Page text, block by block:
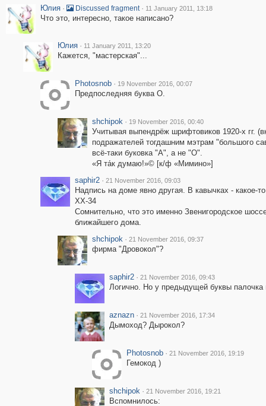
Юлия · Discussed fragment · 11 January 2011, 13:18
Что это, интересно, такое написано?
Юлия · 11 January 2011, 13:20
Кажется, "мастерская"...
Photosnob · 19 November 2016, 00:07
Предпоследняя буква О.
shchipok · 19 November 2016, 00:40
Учитывая выпендрёж шрифтовиков 1920-х гг.
подражателей тогдашним мэтрам "большого
всё-таки буковка "А", а не "О".
«Я та́к думаю!»© [к/ф «Мимино»]
saphir2 · 21 November 2016, 09:03
Надпись на доме явно другая. В кавычках -
ХХ-34
Сомнительно, что это именно Звенигородское
ближайшего дома.
shchipok · 21 November 2016, 09:37
фирма "Дровокол"?
saphir2 · 21 November 2016, 09:43
Логично. Но у предыдущей буквы палочка
aznazn · 21 November 2016, 17:34
Дымоход? Дырокол?
Photosnob · 21 November 2016, 19:19
Гемокод )
shchipok · 21 November 2016, 19:21
Вспомнилось: